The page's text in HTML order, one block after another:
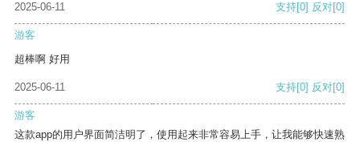
2025-06-11 支持[0] 反对[0]
游客
超棒啊 好用
2025-06-11 支持[0] 反对[0]
游客
这款app的用户界面简洁明了，使用起来非常容易上手，让我能够快速熟